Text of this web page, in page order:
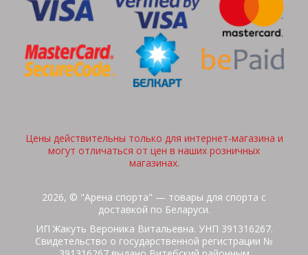
Цены действительны только для интернет-магазина и
могут отличаться от цен в наших розничных
магазинах.
2026, © "Арена спорта" — товары для спорта с
доставкой по Беларуси.
ИП Жакуть Вероника Витальевна. УНП 391316267.
Свидетельство о государственной регистрации №